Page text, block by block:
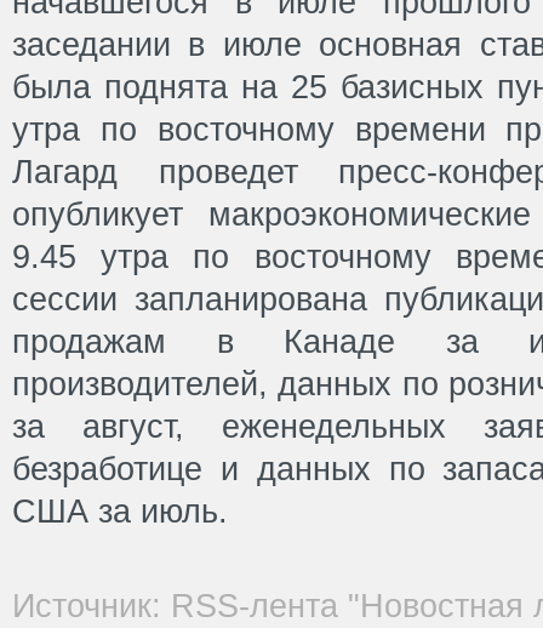
заседании в июле основная
была поднята на 25 базисных
утра по восточному времени
Лагард проведет пресс-
опубликует
9.45 утра по восточному
сессии запланирована
продажам в Канаде за
производителей, данных по
за август, еженедельных
безработице и данных по
США за июль.
Источник: RSS-лента "Новостная